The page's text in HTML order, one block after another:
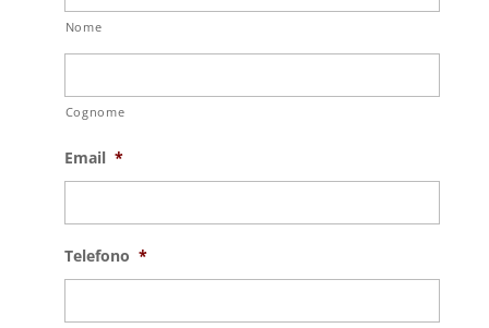
Nome
Cognome
Email *
Telefono *